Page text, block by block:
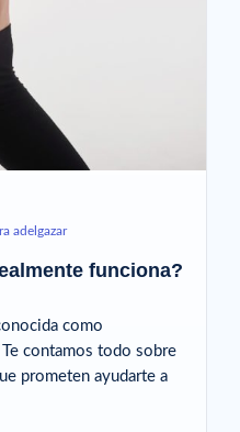
adelgazar
funciona?
como
contamos todo sobre
prometen ayudarte a